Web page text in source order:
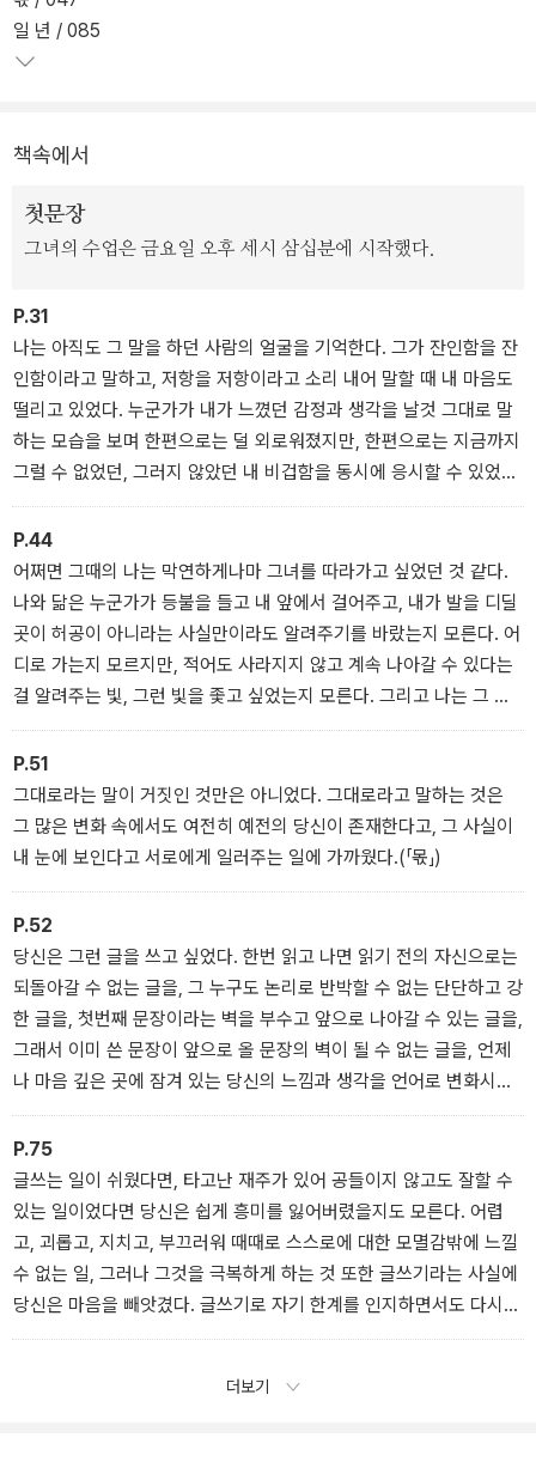
(『내게 무해한 사람』, 2018), 4대에 걸친 인물들의 삶의 궤적을 따라
감으로써 과거에서 현재를 향해 쓰이는 종적인 연대기(年代記)가 어
떻게 인물들을 수평적 관계에 위치시키며 횡적인 연대기(連帶記)로
이전 작품들에 담긴 문제의식을 한층 더 깊고 날카로운 시선으로 이
어나가는 이번 소설집은 작가가 처음 작품활동을 시작했을 때 품은
마음이 지금의 관점에서 어떻게 이어지는지 보여줌으로써 “깊어지는
것과 넓어지는 것이 문학에서는 서로 다른 말이 아니라는 것”(한국일
일 년 / 085
책속에서
첫문장
그녀의 수업은 금요일 오후 세시 삼십분에 시작했다.
P.31
나는 아직도 그 말을 하던 사람의 얼굴을 기억한다. 그가 잔인함을 잔
인함이라고 말하고, 저항을 저항이라고 소리 내어 말할 때 내 마음도
떨리고 있었다. 누군가가 내가 느꼈던 감정과 생각을 날것 그대로 말
하는 모습을 보며 한편으로는 덜 외로워졌지만, 한편으로는 지금까지
그럴 수 없었던, 그러지 않았던 내 비겁함을 동시에 응시할 수 있었기
때문이다.(「아주 희미한 빛으로도」)
P.44
어쩌면 그때의 나는 막연하게나마 그녀를 따라가고 싶었던 것 같다.
나와 닮은 누군가가 등불을 들고 내 앞에서 걸어주고, 내가 발을 디딜
곳이 허공이 아니라는 사실만이라도 알려주기를 바랐는지 모른다. 어
디로 가는지 모르지만, 적어도 사라지지 않고 계속 나아갈 수 있다는
걸 알려주는 빛, 그런 빛을 좇고 싶었는지 모른다. 그리고 나는 그 빛
을 다른 사람이 아닌 그녀에게서 보고 싶었다.(「아주 희미한 빛으로
도」)
P.51
그대로라는 말이 거짓인 것만은 아니었다. 그대로라고 말하는 것은
그 많은 변화 속에서도 여전히 예전의 당신이 존재한다고, 그 사실이
내 눈에 보인다고 서로에게 일러주는 일에 가까웠다.(「몫」)
P.52
당신은 그런 글을 쓰고 싶었다. 한번 읽고 나면 읽기 전의 자신으로는
되돌아갈 수 없는 글을, 그 누구도 논리로 반박할 수 없는 단단하고 강
한 글을, 첫번째 문장이라는 벽을 부수고 앞으로 나아갈 수 있는 글을,
그래서 이미 쓴 문장이 앞으로 올 문장의 벽이 될 수 없는 글을, 언제
나 마음 깊은 곳에 잠겨 있는 당신의 느낌과 생각을 언어로 변화시켜
누군가와 이어질 수 있는 글을.(「몫」)
P.75
글쓰는 일이 쉬웠다면, 타고난 재주가 있어 공들이지 않고도 잘할 수
있는 일이었다면 당신은 쉽게 흥미를 잃어버렸을지도 모른다. 어렵
고, 괴롭고, 지치고, 부끄러워 때때로 스스로에 대한 모멸감밖에 느낄
수 없는 일, 그러나 그것을 극복하게 하는 것 또한 글쓰기라는 사실에
당신은 마음을 빼앗겼다. 글쓰기로 자기 한계를 인지하면서도 다시
글을 써 그 한계를 조금이나마 넘을 수 있다는 행복, 당신은 그것을 알
더보기